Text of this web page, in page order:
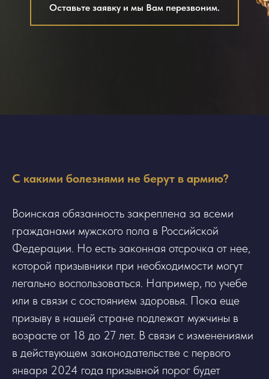
Оставьте заявку и мы Вам перезвоним.
С какими болезнями не берут в армию?
Воинская обязанность закреплена за всеми
гражданами мужского пола в Российской
Федерации. Но есть законная отсрочка от нее,
которой призывники при необходимости могут
легально воспользоваться. Например, по учебе
или в связи с состоянием здоровья. Пока еще
призыву в нашей стране подлежат мужчины в
возрасте от 18 до 27 лет. В связи с изменениями
в действующем законодательстве с первого
января 2024 года призывной порог будет